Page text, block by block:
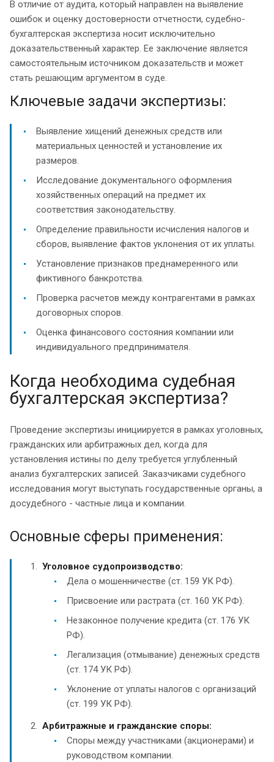
В отличие от аудита, который направлен на выявление
ошибок и оценку достоверности отчетности, судебно-
бухгалтерская экспертиза носит исключительно
доказательственный характер. Ее заключение является
самостоятельным источником доказательств и может
стать решающим аргументом в суде.
Ключевые задачи экспертизы:
Выявление хищений денежных средств или
материальных ценностей и установление их
размеров.
Исследование документального оформления
хозяйственных операций на предмет их
соответствия законодательству.
Определение правильности исчисления налогов и
сборов, выявление фактов уклонения от их уплаты.
Установление признаков преднамеренного или
фиктивного банкротства.
Проверка расчетов между контрагентами в рамках
договорных споров.
Оценка финансового состояния компании или
индивидуального предпринимателя.
Когда необходима судебная
бухгалтерская экспертиза?
Проведение экспертизы инициируется в рамках уголовных,
гражданских или арбитражных дел, когда для
установления истины по делу требуется углубленный
анализ бухгалтерских записей. Заказчиками судебного
исследования могут выступать государственные органы, а
досудебного - частные лица и компании.
Основные сферы применения:
Уголовное судопроизводство:
Дела о мошенничестве (ст. 159 УК РФ).
Присвоение или растрата (ст. 160 УК РФ).
Незаконное получение кредита (ст. 176 УК
РФ).
Легализация (отмывание) денежных средств
(ст. 174 УК РФ).
Уклонение от уплаты налогов с организаций
(ст. 199 УК РФ).
Арбитражные и гражданские споры:
Споры между участниками (акционерами) и
руководством компании.